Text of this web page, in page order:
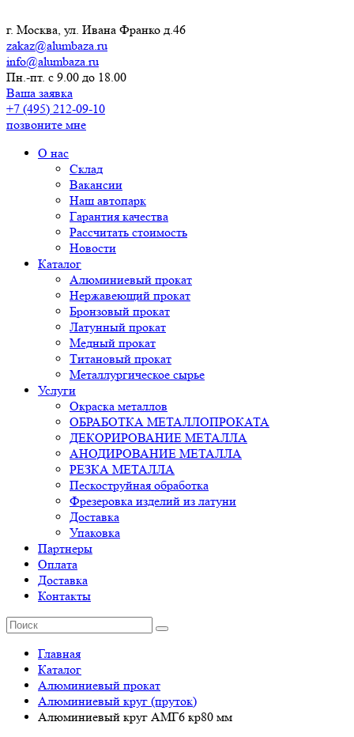
г. Москва, ул. Ивана Франко д.46
zakaz@alumbaza.ru
info@alumbaza.ru
Пн.-пт. с 9.00 до 18.00
Ваша заявка
+7 (495) 212-09-10
позвоните мне
О нас
Склад
Вакансии
Наш автопарк
Гарантия качества
Рассчитать стоимость
Новости
Каталог
Алюминиевый прокат
Нержавеющий прокат
Бронзовый прокат
Латунный прокат
Медный прокат
Титановый прокат
Металлургическое сырье
Услуги
Окраска металлов
ОБРАБОТКА МЕТАЛЛОПРОКАТА
ДЕКОРИРОВАНИЕ МЕТАЛЛА
АНОДИРОВАНИЕ МЕТАЛЛА
РЕЗКА МЕТАЛЛА
Пескоструйная обработка
Фрезеровка изделий из латуни
Доставка
Упаковка
Партнеры
Оплата
Доставка
Контакты
Главная
Каталог
Алюминиевый прокат
Алюминиевый круг (пруток)
Алюминиевый круг АМГ6 кр80 мм